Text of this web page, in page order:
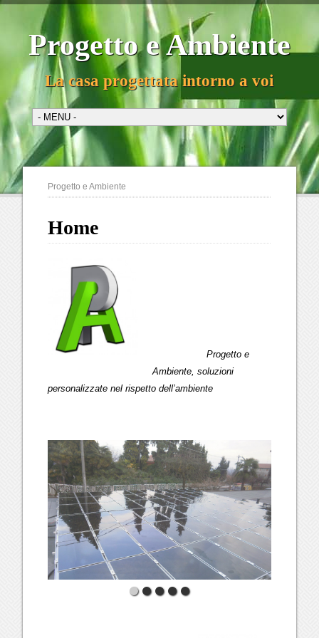
Progetto e Ambiente
La casa progettata intorno a voi
Progetto e Ambiente
Home
Progetto e
Ambiente, soluzioni
personalizzate nel rispetto dell’ambiente